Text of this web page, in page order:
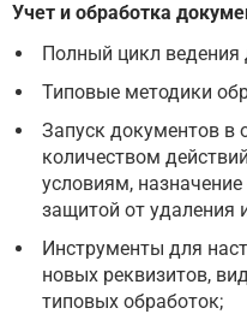
Учет и обработка
Полный цикл ведения
Типовые методики
Запуск документов в
количеством
условиям,
защитой от удаления
Инструменты для
новых реквизитов,
типовых обработок;